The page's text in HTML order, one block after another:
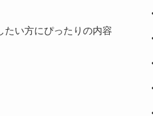
たい方にぴったりの内容